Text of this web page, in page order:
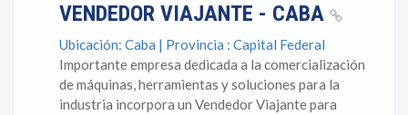
VENDEDOR VIAJANTE - CABA
Ubicación: Caba | Provincia : Capital Federal
Importante empresa dedicada a la comercialización
de máquinas, herramientas y soluciones para la
industria incorpora un Vendedor Viajante para